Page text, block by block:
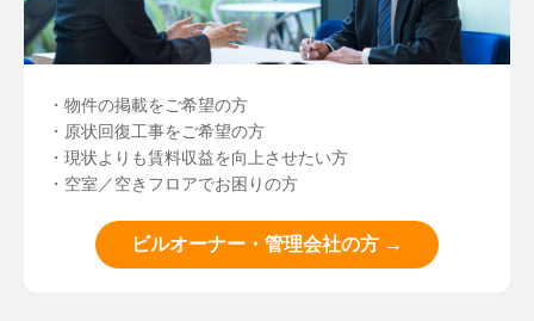
・物件の掲載をご希望の方
・原状回復工事をご希望の方
・現状よりも賃料収益を向上させたい方
・空室／空きフロアでお困りの方
ビルオーナー・管理会社の方 →